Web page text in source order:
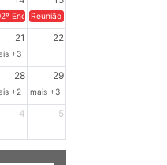
Defesa de Cuba e da Soberania dos
Encontro da Regional Leste, “Em terra
Reunião GTPE.
21 22
+3
28 29
+2 mais +3
4 5